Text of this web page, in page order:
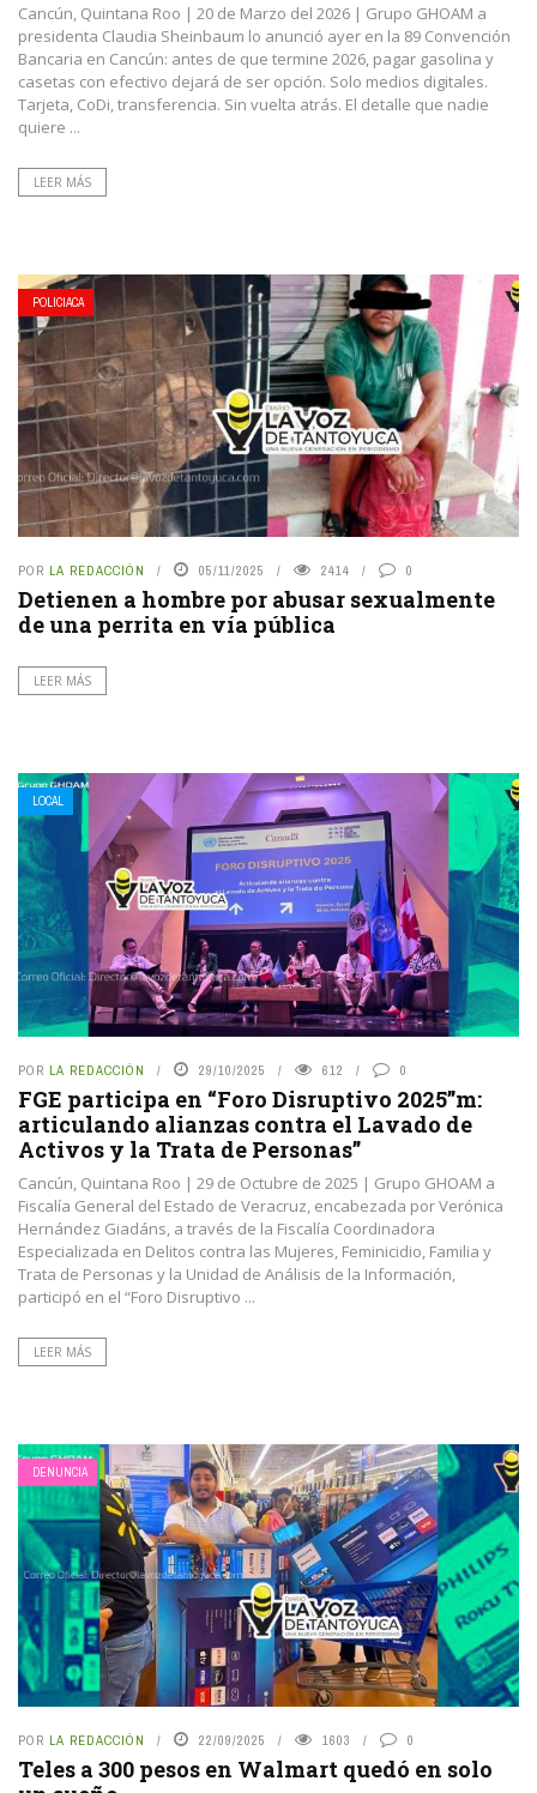
Cancún, Quintana Roo | 20 de Marzo del 2026 | Grupo GHOAM a
presidenta Claudia Sheinbaum lo anunció ayer en la 89 Convención
Bancaria en Cancún: antes de que termine 2026, pagar gasolina y
casetas con efectivo dejará de ser opción. Solo medios digitales.
Tarjeta, CoDi, transferencia. Sin vuelta atrás. El detalle que nadie
quiere ...
LEER MÁS
POLICIACA
POR LA REDACCIÓN 05/11/2025 2414 0
Detienen a hombre por abusar sexualmente
de una perrita en vía pública
LEER MÁS
LOCAL
POR LA REDACCIÓN 29/10/2025 612 0
FGE participa en “Foro Disruptivo 2025”m:
articulando alianzas contra el Lavado de
Activos y la Trata de Personas”
Cancún, Quintana Roo | 29 de Octubre de 2025 | Grupo GHOAM a
Fiscalía General del Estado de Veracruz, encabezada por Verónica
Hernández Giadáns, a través de la Fiscalía Coordinadora
Especializada en Delitos contra las Mujeres, Feminicidio, Familia y
Trata de Personas y la Unidad de Análisis de la Información,
participó en el “Foro Disruptivo ...
LEER MÁS
DENUNCIA
POR LA REDACCIÓN 22/09/2025 1603 0
Teles a 300 pesos en Walmart quedó en solo